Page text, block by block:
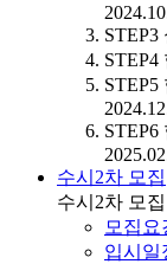
STEP3
STEP4
STEP5
STEP6
수시2차 모집
수시2차 모집
모집요
입시일